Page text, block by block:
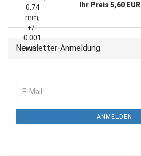
Ihr Preis 5,60 EUR
Newsletter-Anmeldung
ANMELDEN